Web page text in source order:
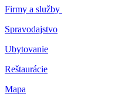
Firmy a služby
Spravodajstvo
Ubytovanie
Reštaurácie
Mapa